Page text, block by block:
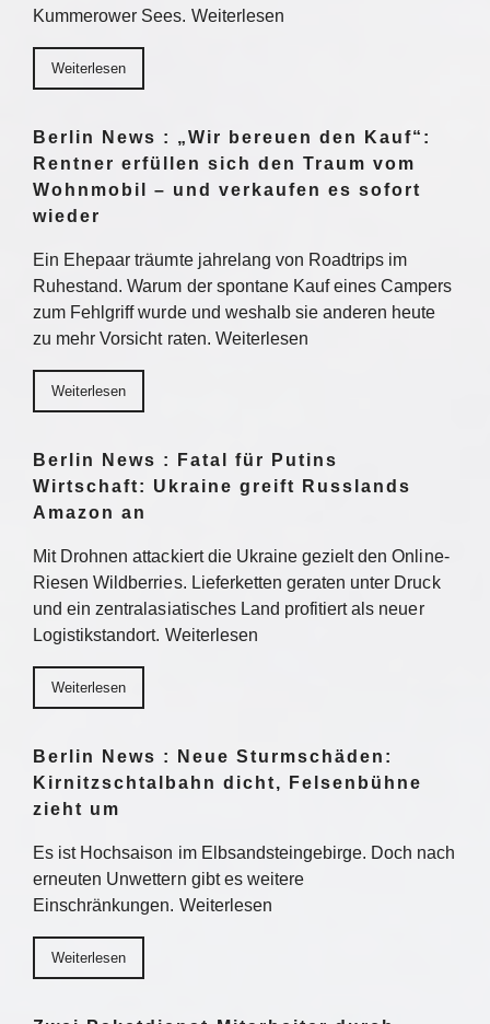
Kummerower Sees. Weiterlesen
Weiterlesen
Berlin News : „Wir bereuen den Kauf“:
Rentner erfüllen sich den Traum vom
Wohnmobil – und verkaufen es sofort
wieder
Ein Ehepaar träumte jahrelang von Roadtrips im
Ruhestand. Warum der spontane Kauf eines Campers
zum Fehlgriff wurde und weshalb sie anderen heute
zu mehr Vorsicht raten. Weiterlesen
Weiterlesen
Berlin News : Fatal für Putins
Wirtschaft: Ukraine greift Russlands
Amazon an
Mit Drohnen attackiert die Ukraine gezielt den Online-
Riesen Wildberries. Lieferketten geraten unter Druck
und ein zentralasiatisches Land profitiert als neuer
Logistikstandort. Weiterlesen
Weiterlesen
Berlin News : Neue Sturmschäden:
Kirnitzschtalbahn dicht, Felsenbühne
zieht um
Es ist Hochsaison im Elbsandsteingebirge. Doch nach
erneuten Unwettern gibt es weitere
Einschränkungen. Weiterlesen
Weiterlesen